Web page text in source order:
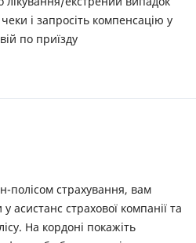
і запросіть компенсацію у
по приїзду
полісом страхування, вам
асистанс страхової компанії та
На кордоні покажіть